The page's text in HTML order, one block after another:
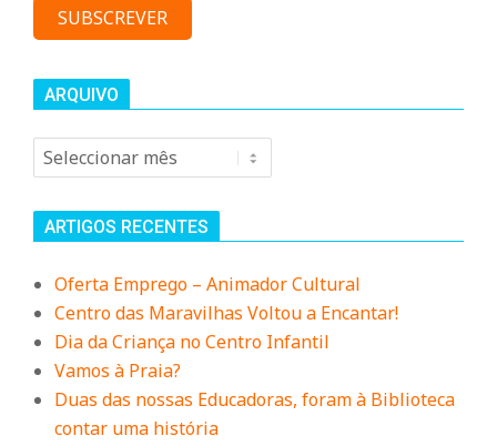
ARQUIVO
Arquivo
ARTIGOS RECENTES
Oferta Emprego – Animador Cultural
Centro das Maravilhas Voltou a Encantar!
Dia da Criança no Centro Infantil
Vamos à Praia?
Duas das nossas Educadoras, foram à Biblioteca
contar uma história